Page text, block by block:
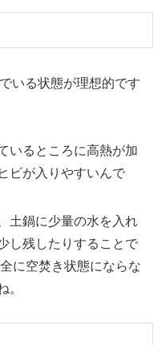
いる状態が理想的です
いるところに高熱が加
ビが入りやすいんで
土鍋に少量の水を入れ
し残したりすることで
に空焚き状態にならな
。